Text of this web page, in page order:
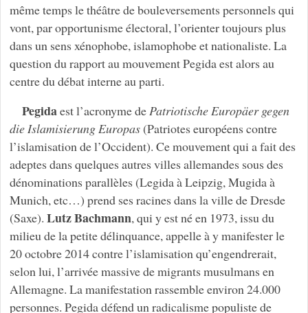
même temps le théâtre de bouleversements personnels qui
vont, par opportunisme électoral, l’orienter toujours plus
dans un sens xénophobe, islamophobe et nationaliste. La
question du rapport au mouvement Pegida est alors au
centre du débat interne au parti.
Pegidaest l’acronyme dePatriotische Europäer gegen
die Islamisierung Europas(Patriotes européens contre
l’islamisation de l’Occident). Ce mouvement qui a fait des
adeptes dans quelques autres villes allemandes sous des
dénominations parallèles (Legida à Leipzig, Mugida à
Munich, etc…) prend ses racines dans la ville de Dresde
(Saxe). Lutz Bachmann, qui y est né en 1973, issu du
milieu de la petite délinquance, appelle à y manifester le
20 octobre 2014 contre l’islamisation qu’engendrerait,
selon lui, l’arrivée massive de migrants musulmans en
Allemagne. La manifestation rassemble environ 24.000
personnes. Pegida défend un radicalisme populiste de